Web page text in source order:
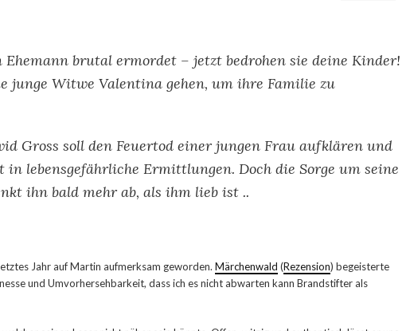
Ehemann brutal ermordet – jetzt bedrohen sie deine Kinder!
junge Witwe Valentina gehen, um ihre Familie zu
Gross soll den Feuertod einer jungen Frau aufklären und
in lebensgefährliche Ermittlungen. Doch die Sorge um seine
ihn bald mehr ab, als ihm lieb ist ..
Jahr auf Martin aufmerksam geworden. Märchenwald (Rezension) begeisterte
und Umvorhersehbarkeit, dass ich es nicht abwarten kann Brandstifter als